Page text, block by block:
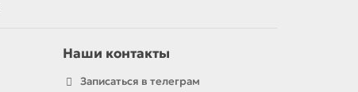
Наши контакты
Записаться в телеграм